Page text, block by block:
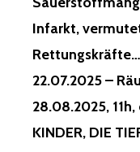
Infarkt,
22.07.2025 –
28.08.2025,
KINDER, DIE